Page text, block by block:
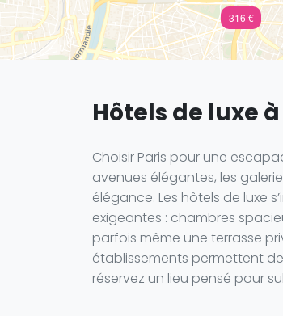
316 €
Hôtels de luxe
Choisir Paris pour une
avenues élégantes, les
élégance. Les hôtels de luxe
exigeantes : chambres
parfois même une terrasse
établissements permettent
réservez un lieu pensé pour